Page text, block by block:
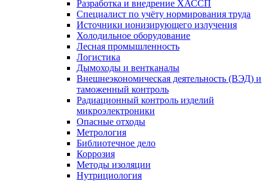
Разработка и внедрение ХАССП
Специалист по учёту нормирования труда
Источники ионизирующего излучения
Холодильное оборудование
Лесная промышленность
Логистика
Дымоходы и вентканалы
Внешнеэкономическая деятельность (ВЭД) и
таможенный контроль
Радиационный контроль изделий
микроэлектроники
Опасные отходы
Метрология
Библиотечное дело
Коррозия
Методы изоляции
Нутрициология